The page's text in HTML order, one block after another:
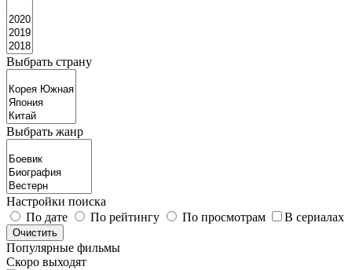
Выбрать страну
Выбрать жанр
Настройки поиска
По дате
По рейтингу По просмотрам В сериалах
Популярные фильмы
Скоро выходят